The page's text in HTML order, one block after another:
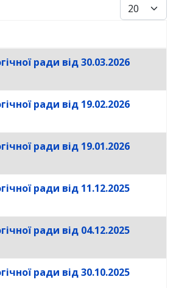
Показувати
ради від 30.03.2026
ради від 19.02.2026
ради від 19.01.2026
ради від 11.12.2025
ради від 04.12.2025
ради від 30.10.2025